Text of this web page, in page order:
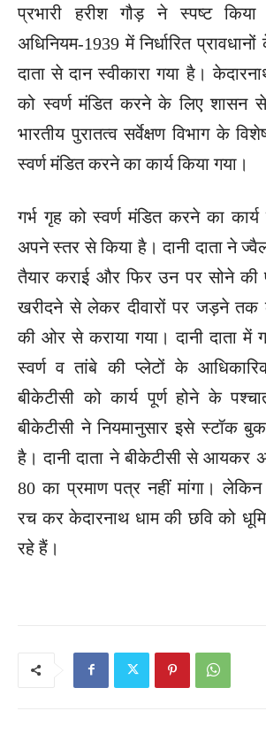
प्रभारी हरीश गौड़ ने स्पष्ट
अधिनियम-1939 में निर्धारित
दाता से दान स्वीकारा गया है।
को स्वर्ण मंडित करने के लिए शासन
भारतीय पुरातत्व सर्वेक्षण विभाग के
स्वर्ण मंडित करने का कार्य किया गया।
गर्भ गृह को स्वर्ण मंडित करने का कार्य
अपने स्तर से किया है। दानी दाता ने
तैयार कराई और फिर उन पर सोने की
खरीदने से लेकर दीवारों पर जड़ने तक
की ओर से कराया गया। दानी दाता में
स्वर्ण व तांबे की प्लेटों के
बीकेटीसी को कार्य पूर्ण होने के
बीकेटीसी ने नियमानुसार इसे स्टॉक
है। दानी दाता ने बीकेटीसी से आयकर
80 का प्रमाण पत्र नहीं मांगा।
रच कर केदारनाथ धाम की छवि को
रहे हैं।